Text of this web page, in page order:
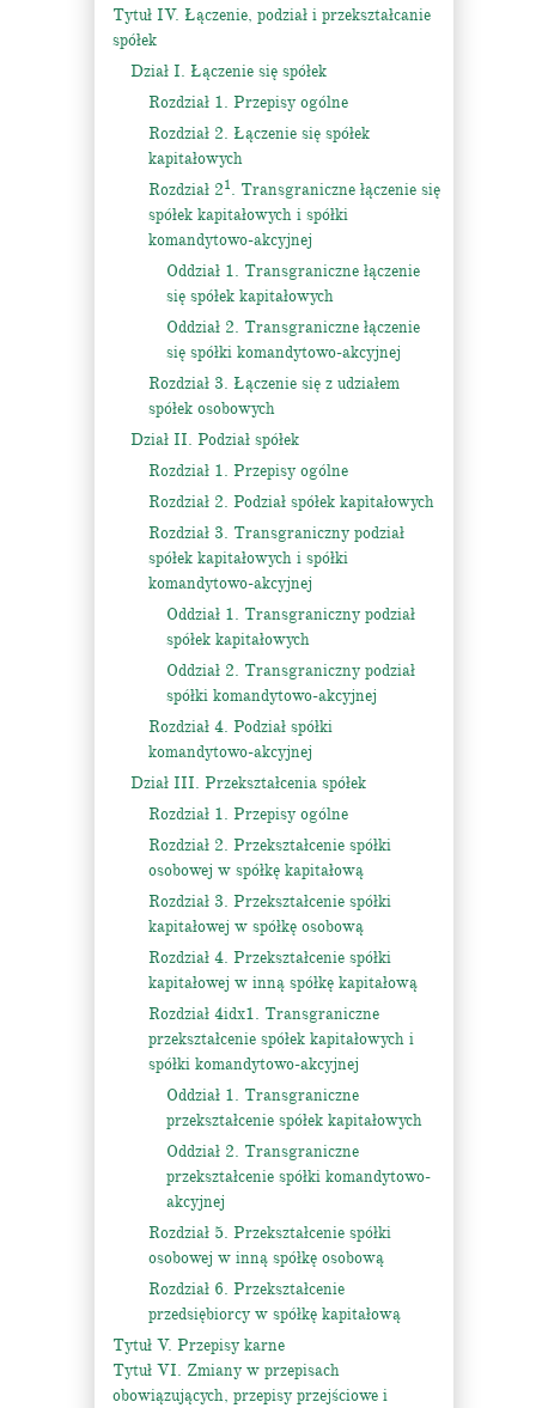
Tytuł IV. Łączenie, podział i przekształcanie
spółek
Dział I. Łączenie się spółek
Rozdział 1. Przepisy ogólne
Rozdział 2. Łączenie się spółek
kapitałowych
Rozdział 21. Transgraniczne łączenie się
spółek kapitałowych i spółki
komandytowo-akcyjnej
Oddział 1. Transgraniczne łączenie
się spółek kapitałowych
Oddział 2. Transgraniczne łączenie
się spółki komandytowo-akcyjnej
Rozdział 3. Łączenie się z udziałem
spółek osobowych
Dział II. Podział spółek
Rozdział 1. Przepisy ogólne
Rozdział 2. Podział spółek kapitałowych
Rozdział 3. Transgraniczny podział
spółek kapitałowych i spółki
komandytowo-akcyjnej
Oddział 1. Transgraniczny podział
spółek kapitałowych
Oddział 2. Transgraniczny podział
spółki komandytowo-akcyjnej
Rozdział 4. Podział spółki
komandytowo-akcyjnej
Dział III. Przekształcenia spółek
Rozdział 1. Przepisy ogólne
Rozdział 2. Przekształcenie spółki
osobowej w spółkę kapitałową
Rozdział 3. Przekształcenie spółki
kapitałowej w spółkę osobową
Rozdział 4. Przekształcenie spółki
kapitałowej w inną spółkę kapitałową
Rozdział 4idx1. Transgraniczne
przekształcenie spółek kapitałowych i
spółki komandytowo-akcyjnej
Oddział 1. Transgraniczne
przekształcenie spółek kapitałowych
Oddział 2. Transgraniczne
przekształcenie spółki komandytowo-
akcyjnej
Rozdział 5. Przekształcenie spółki
osobowej w inną spółkę osobową
Rozdział 6. Przekształcenie
przedsiębiorcy w spółkę kapitałową
Tytuł V. Przepisy karne
Tytuł VI. Zmiany w przepisach
obowiązujących, przepisy przejściowe i